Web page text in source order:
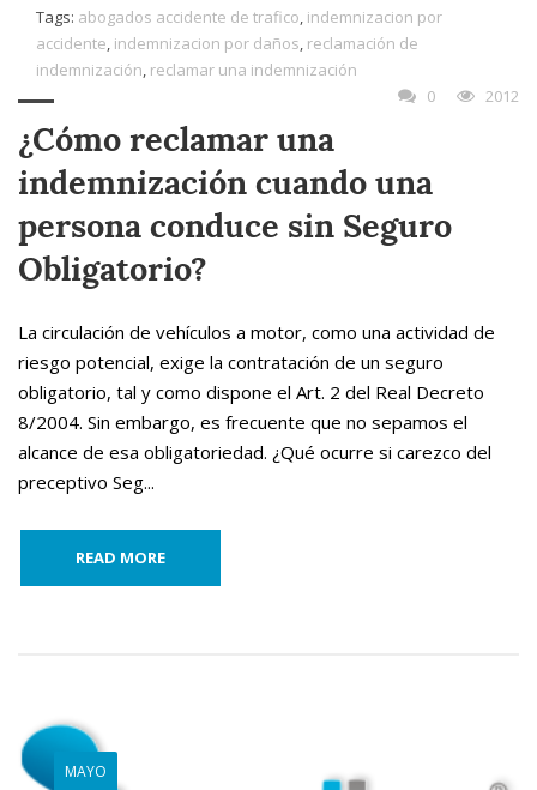
Tags: abogados accidente de trafico, indemnizacion por
accidente, indemnizacion por daños, reclamación de
indemnización, reclamar una indemnización
0
2012
¿Cómo reclamar una
indemnización cuando una
persona conduce sin Seguro
Obligatorio?
La circulación de vehículos a motor, como una actividad de
riesgo potencial, exige la contratación de un seguro
obligatorio, tal y como dispone el Art. 2 del Real Decreto
8/2004. Sin embargo, es frecuente que no sepamos el
alcance de esa obligatoriedad. ¿Qué ocurre si carezco del
preceptivo Seg...
READ MORE
MAYO